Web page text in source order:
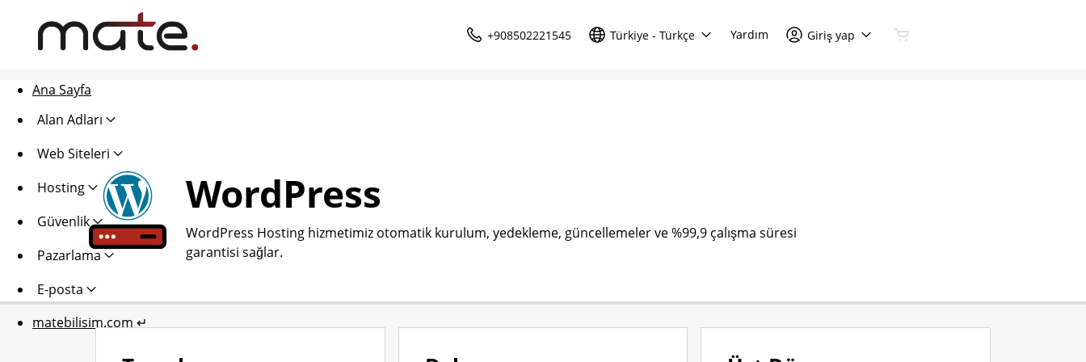
+908502221545 Türkiye - Türkçe Yardım Giriş yap
Ana Sayfa
Alan Adları
Web Siteleri
Hosting
Güvenlik
Pazarlama
E-posta
matebilisim.com ↵
WordPress
WordPress Hosting hizmetimiz otomatik kurulum, yedekleme, güncellemeler ve %99,9 çalışma süresi
garantisi sağlar.